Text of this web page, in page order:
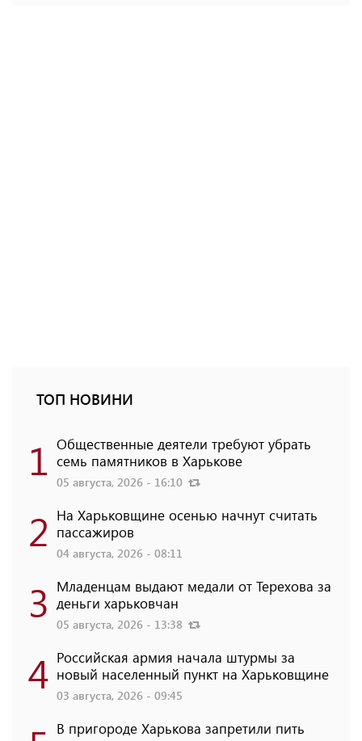
ТОП НОВИНИ
1 Общественные деятели требуют убрать
семь памятников в Харькове
05 августа, 2026 - 16:10
2 На Харьковщине осенью начнут считать
пассажиров
04 августа, 2026 - 08:11
3 Младенцам выдают медали от Терехова за
деньги харьковчан
05 августа, 2026 - 13:38
4 Российская армия начала штурмы за
новый населенный пункт на Харьковщине
03 августа, 2026 - 09:45
В пригороде Харькова запретили пить